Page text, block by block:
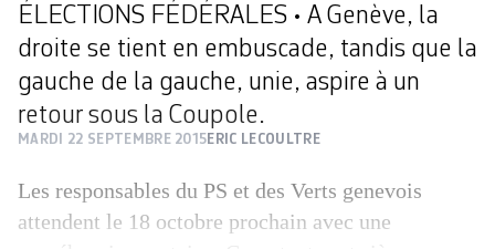
ÉLECTIONS FÉDÉRALES • A Genève, la
droite se tient en embuscade, tandis que la
gauche de la gauche, unie, aspire à un
retour sous la Coupole.
MARDI 22 SEPTEMBRE 2015ERIC LECOULTRE
Les responsables du PS et des Verts genevois
attendent le 18 octobre prochain avec une